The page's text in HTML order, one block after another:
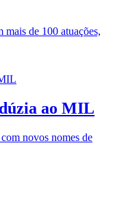
de 100 atuações,
ao MIL
novos nomes de